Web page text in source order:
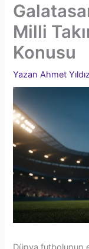
Milli
Konusu
Yazan Ahmet